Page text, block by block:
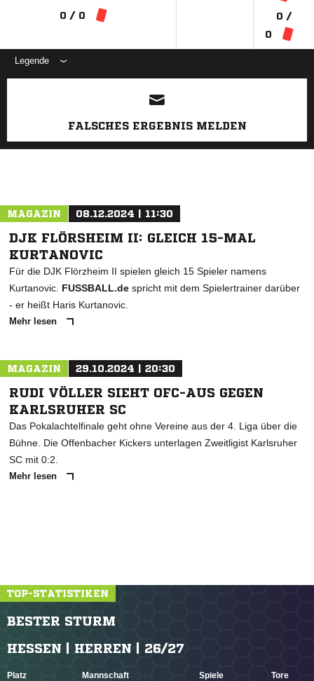
0 / 0
0 /
0
Legende
ANZEIGE
FALSCHES ERGEBNIS MELDEN
MAGAZIN 08.12.2024 | 11:30
DJK FLÖRSHEIM II: GLEICH 15-MAL
KURTANOVIC
Für die DJK Flörzheim II spielen gleich 15 Spieler namens
Kurtanovic. FUSSBALL.de spricht mit dem Spielertrainer darüber
- er heißt Haris Kurtanovic.
Mehr lesen
MAGAZIN 29.10.2024 | 20:30
RUDI VÖLLER SIEHT OFC-AUS GEGEN
KARLSRUHER SC
Das Pokalachtelfinale geht ohne Vereine aus der 4. Liga über die
Bühne. Die Offenbacher Kickers unterlagen Zweitligist Karlsruher
SC mit 0:2.
Mehr lesen
TOP-STATISTIKEN
BESTER STURM
HESSEN | HERREN | 26/27
Platz Mannschaft Spiele Tore